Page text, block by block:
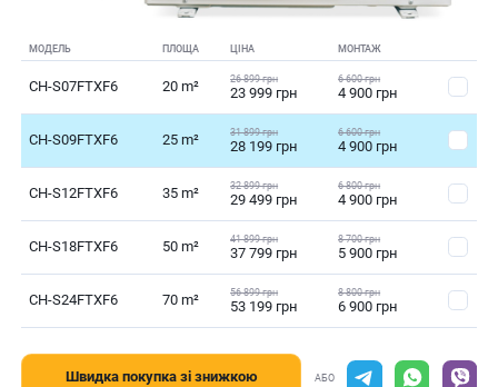
МОДЕЛЬ ПЛОЩА ЦІНА МОНТАЖ
CH-S07FTXF6 20 m² 26 899 грн
23 999 грн
6 600 грн
4 900 грн
CH-S09FTXF6 25 m² 31 899 грн
28 199 грн
6 600 грн
4 900 грн
CH-S12FTXF6 35 m² 32 899 грн
29 499 грн
6 800 грн
4 900 грн
CH-S18FTXF6 50 m² 41 899 грн
37 799 грн
8 700 грн
5 900 грн
CH-S24FTXF6 70 m² 56 899 грн
53 199 грн
8 800 грн
6 900 грн
Швидка покупка зі знижкою АБО